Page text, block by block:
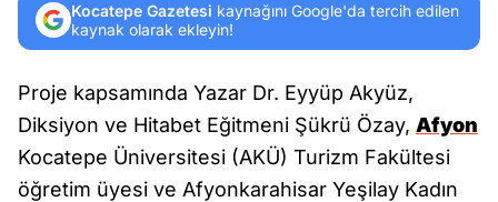
Kocatepe Gazetesi kaynağını Google'da tercih edilen
kaynak olarak ekleyin!
Proje kapsamında Yazar Dr. Eyyüp Akyüz,
Diksiyon ve Hitabet Eğitmeni Şükrü Özay, Afyon
Kocatepe Üniversitesi (AKÜ) Turizm Fakültesi
öğretim üyesi ve Afyonkarahisar Yeşilay Kadın